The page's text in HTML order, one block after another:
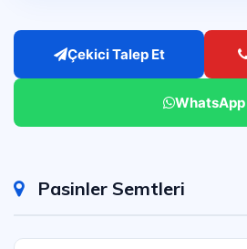
Çekici Talep Et
WhatsApp
Pasinler Semtleri